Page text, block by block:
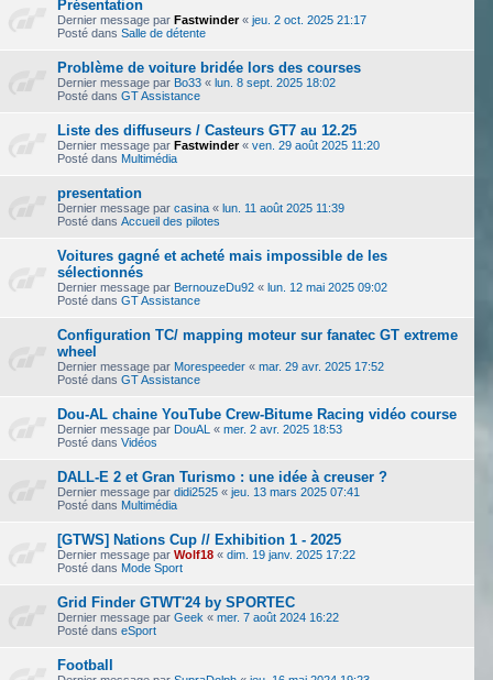
Présentation
Dernier message par Fastwinder« jeu. 2 oct. 2025 21:17
Posté dans Salle de détente
Problème de voiture bridée lors des courses
Dernier message par Bo33 « lun. 8 sept. 2025 18:02
Posté dans GT Assistance
Liste des diffuseurs / Casteurs GT7 au 12.25
Dernier message par Fastwinder« ven. 29 août 2025 11:20
Posté dans Multimédia
presentation
Dernier message par casina « lun. 11 août 2025 11:39
Posté dans Accueil des pilotes
Voitures gagné et acheté mais impossible de les
sélectionnés
Dernier message par BernouzeDu92 « lun. 12 mai 2025 09:02
Posté dans GT Assistance
Configuration TC/ mapping moteur sur fanatec GT extreme
wheel
Dernier message par Morespeeder « mar. 29 avr. 2025 17:52
Posté dans GT Assistance
Dou-AL chaine YouTube Crew-Bitume Racing vidéo course
Dernier message par DouAL « mer. 2 avr. 2025 18:53
Posté dans Vidéos
DALL-E 2 et Gran Turismo : une idée à creuser ?
Dernier message par didi2525 « jeu. 13 mars 2025 07:41
Posté dans Multimédia
[GTWS] Nations Cup // Exhibition 1 - 2025
Dernier message par Wolf18 « dim. 19 janv. 2025 17:22
Posté dans Mode Sport
Grid Finder GTWT'24 by SPORTEC
Dernier message par Geek « mer. 7 août 2024 16:22
Posté dans eSport
Football